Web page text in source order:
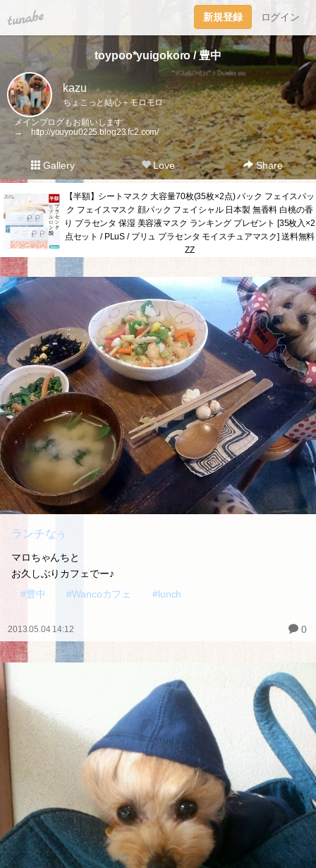
tuna.be 新規登録 ログイン
toypoo*yuigokoro / 豊中
kazu
ちょこっと結心＋モロモロ
メインブログもお願いします
→
http://youyou0225.blog23.fc2.com/
Gallery Love Share
【半額】シートマスク 大容量70枚(35枚×2点) パック フェイスパッ
ク フェイスマスク 顔パック フェイシャル 日本製 無香料 白桃の香
り プラセンタ 保湿 美容液マスク ランキング プレゼント [35枚入×2
点セット / PLuS / プリュ プラセンタ モイスチュアマスク] 送料無料
ZZ
ランチなぅ
マロちゃんちと
お久しぶりカフェでー♪
#豊中
#Wancoカフェ #lunch
2013.05.04 14:12 0